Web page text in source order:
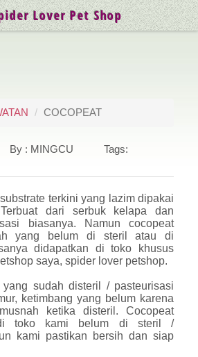
COCOPEAT
By : MINGCU Tags:
terkini yang lazim dipakai
dari serbuk kelapa dan
biasanya. Namun cocopeat
yang belum di steril atau di
didapatkan di toko khusus
saya, spider lover petshop.
yang sudah disteril / pasteurisasi
ketimbang yang belum karena
ketika disteril. Cocopeat
toko kami belum di steril /
kami pastikan bersih dan siap
Lover Pet Shop